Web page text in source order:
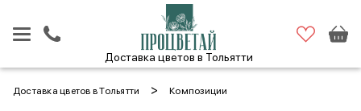
Доставка цветов в Тольятти
Доставка цветов в Тольятти > Композиции